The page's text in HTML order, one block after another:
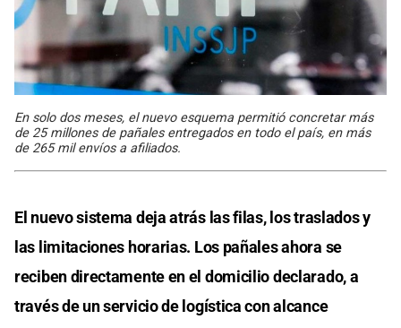
En solo dos meses, el nuevo esquema permitió concretar más
de 25 millones de pañales entregados en todo el país, en más
de 265 mil envíos a afiliados.
El nuevo sistema deja atrás las filas, los traslados y
las limitaciones horarias. Los pañales ahora se
reciben directamente en el domicilio declarado, a
través de un servicio de logística con alcance